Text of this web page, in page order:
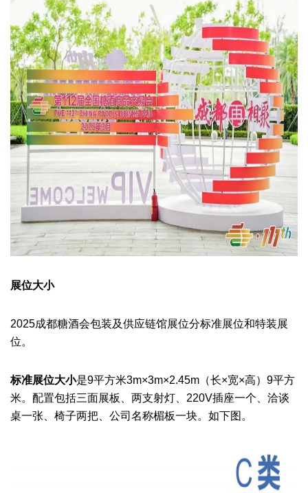
展位大小
2025成都糖酒会包装及供应链馆展位分标准展位和特装展
位。
标准展位大小是9平方米3m×3m×2.45m（长×宽×高）9平方
米。配置包括三面展板、两支射灯、220V插座一个、洽谈
桌一张、椅子两把、公司名称楣板一块。如下图。